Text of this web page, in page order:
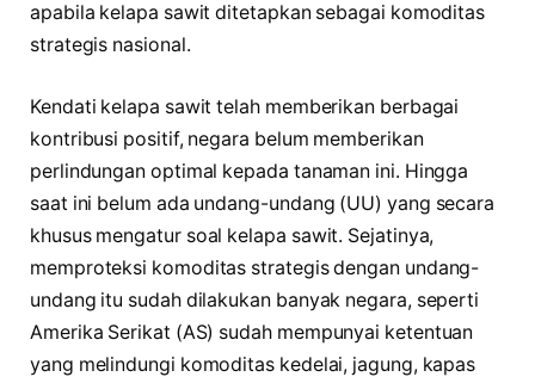
apabila kelapa sawit ditetapkan sebagai komoditas
strategis nasional.
Kendati kelapa sawit telah memberikan berbagai
kontribusi positif, negara belum memberikan
perlindungan optimal kepada tanaman ini. Hingga
saat ini belum ada undang-undang (UU) yang secara
khusus mengatur soal kelapa sawit. Sejatinya,
memproteksi komoditas strategis dengan undang-
undang itu sudah dilakukan banyak negara, seperti
Amerika Serikat (AS) sudah mempunyai ketentuan
yang melindungi komoditas kedelai, jagung, kapas